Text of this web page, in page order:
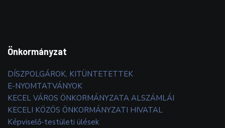
Önkormányzat
DÍSZPOLGÁROK, KITÜNTETETTEK
E-NYOMTATVÁNYOK
KECEL VÁROS ÖNKORMÁNYZATA ALSZÁMLÁI
KECELI KÖZÖS ÖNKORMÁNYZATI HIVATAL
Képviselő-testületi ülések